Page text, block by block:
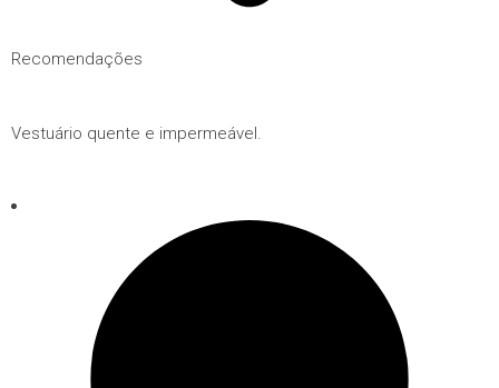
Recomendações
Vestuário quente e impermeável.